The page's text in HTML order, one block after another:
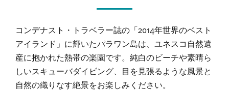
コンデナスト・トラベラー誌の「2014年世界のベスト
アイランド」に輝いたパラワン島は、ユネスコ自然遺
産に抱かれた熱帯の楽園です。純白のビーチや素晴ら
しいスキューバダイビング、目を見張るような風景と
自然の織りなす絶景をお楽しみください。